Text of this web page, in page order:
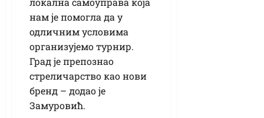
нам је помогла да у
одличним условима
организујемо турнир.
Град је препознао
стреличарство као нови
бренд – додао је
Замуровић.